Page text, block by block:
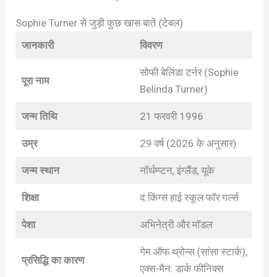
Sophie Turner से जुड़ी कुछ खास बातें (टेबल)
जानकारी
विवरण
पूरा नाम
सोफी बेलिंडा टर्नर (Sophie
Belinda Turner)
जन्म तिथि 21 फरवरी 1996
उम्र 29 वर्ष (2026 के अनुसार)
जन्म स्थान नॉर्थम्प्टन, इंग्लैंड, यूके
शिक्षा द किंग्स हाई स्कूल फॉर गर्ल्स
पेशा अभिनेत्री और मॉडल
प्रसिद्धि का कारण
गेम ऑफ थ्रोन्स (सांसा स्टार्क),
एक्स-मैन: डार्क फीनिक्स